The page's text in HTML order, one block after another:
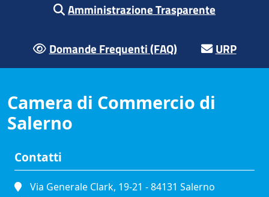
Amministrazione Trasparente
Domande Frequenti (FAQ) URP
Camera di Commercio di
Salerno
Contatti
Via Generale Clark, 19-21 - 84131 Salerno